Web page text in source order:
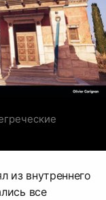
из внутреннего
все